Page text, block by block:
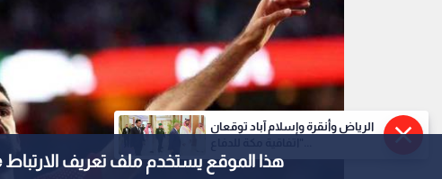
هذا الموقع يستخدم ملف تعريف الارتباط Cookie
الرياض وأنقرة وإسلام آباد توقعان